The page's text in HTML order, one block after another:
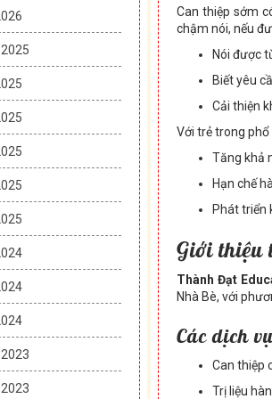
Can thiệp sớm
chậm nói, nếu
Nói được
Biết yêu
Cải thiện
Với trẻ trong
Tăng khả
Hạn chế
Phát triển
Giới thiệu
Thành Đạt
Nhà Bè, với
Các dịch
Can thiệp
Trị liệu